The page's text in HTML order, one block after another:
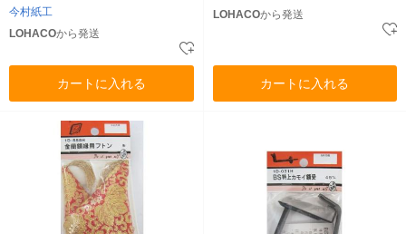
今村紙工
LOHACOから発送
カートに入れる
LOHACOから発送
カートに入れる